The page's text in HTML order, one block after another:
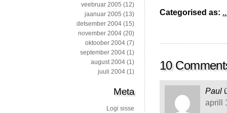
Categorised as:
10
Paul
aprill
veebruar 2005 (12)
jaanuar 2005 (13)
detsember 2004 (15)
november 2004 (20)
oktoober 2004 (7)
september 2004 (1)
august 2004 (1)
juuli 2004 (1)
Meta
Logi sisse